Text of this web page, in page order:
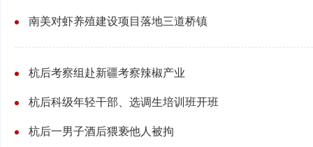
南美对虾养殖建设项目落地三道桥镇
杭后考察组赴新疆考察辣椒产业
杭后科级年轻干部、选调生培训班开班
杭后一男子酒后猥亵他人被拘